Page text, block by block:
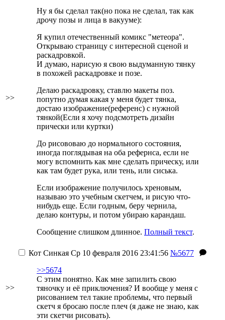
>>
Ну я бы сделал так(но пока не сделал, так как
дрочу позы и лица в вакууме):
Я купил отечественный комикс "метеора".
Открываю страницу с интересной сценой и
раскадровкой.
И думаю, нарисую я свою выдуманную тянку
в похожей раскадровке и позе.
Делаю раскадровку, ставлю макеты поз.
попутно думая какая у меня будет тянка,
достаю изображение(референс) с нужной
тянкой(Если я хочу подсмотреть дизайн
прически или куртки)
До рисововаю до нормального состояния,
иногда поглядывая на оба рефернса, если не
могу вспомнить как мне сделать прическу, или
как там будет рука, или тень, или сиська.
Если изображение получилось хреновым,
называю это учебным скетчем, и рисую что-
нибудь еще. Если годным, беру чернила,
делаю контуры, и потом убираю карандаш.
Сообщение слишком длинное. Полный текст.
>>
Кот Синкая Ср 10 февраля 2016 23:41:56 №5677
>>5674
С этим понятно. Как мне запилить свою
тяночку и её приключения? И вообще у меня с
рисованием тел такие проблемы, что первый
скетч я бросаю после плеч (я даже не знаю, как
эти скетчи рисовать).